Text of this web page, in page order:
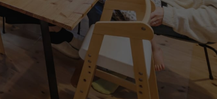
賃貸管理サイトはこちら
会社に関することや物件についての
お問い合わせはこちらから